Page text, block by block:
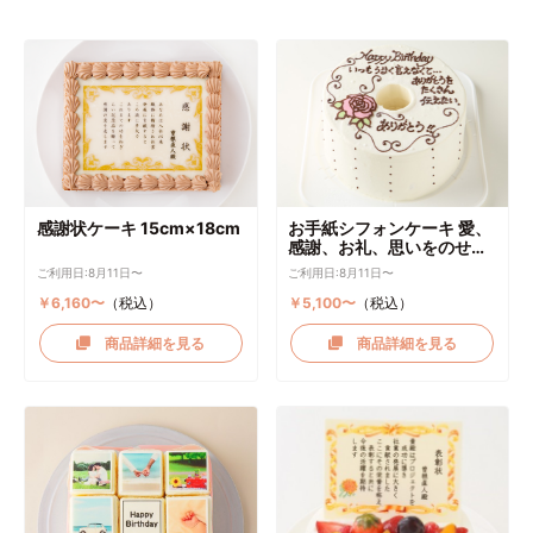
感謝状ケーキ 15cm×18cm
ご利用日:8月11日〜
￥6,160〜（税込）
商品詳細を見る
お手紙シフォンケーキ 愛、
感謝、お礼、思いをのせて
直径17cm
ご利用日:8月11日〜
￥5,100〜 （税込）
商品詳細を見る